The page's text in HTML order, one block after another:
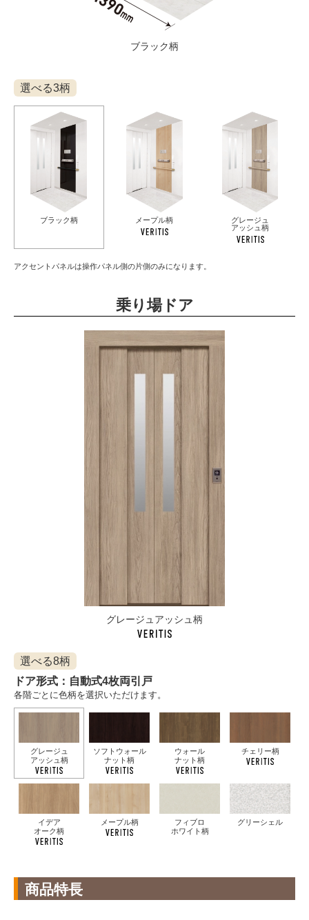
ブラック柄
選べる3柄
ブラック柄 メープル柄
グレージュ
アッシュ柄
アクセントパネルは操作パネル側の片側のみになります。
乗り場ドア
グレージュアッシュ柄
選べる8柄
ドア形式：自動式4枚両引戸
各階ごとに色柄を選択いただけます。
グレージュ
アッシュ柄
ソフトウォール
ナット柄
ウォール
ナット柄
チェリー柄
イデア
オーク柄
メープル柄
フィブロ
ホワイト柄
グリーシェル
商品特長